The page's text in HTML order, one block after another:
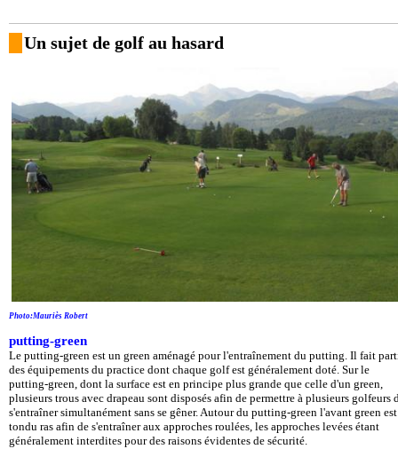
Un sujet de golf au hasard
Photo:Mauriès Robert
putting-green
Le putting-green est un green aménagé pour l'entraînement du putting. Il fait
des équipements du practice dont chaque golf est généralement doté. Sur le
putting-green, dont la surface est en principe plus grande que celle d'un green,
plusieurs trous avec drapeau sont disposés afin de permettre à plusieurs golfeurs
s'entraîner simultanément sans se gêner. Autour du putting-green l'avant green est
tondu ras afin de s'entraîner aux approches roulées, les approches levées étant
généralement interdites pour des raisons évidentes de sécurité.